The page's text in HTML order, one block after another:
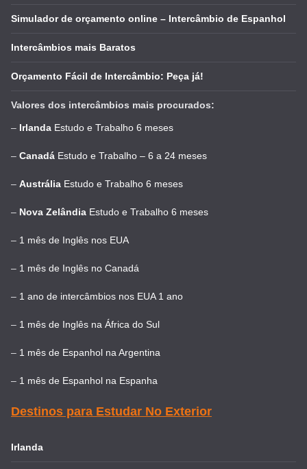
Simulador de orçamento online – Intercâmbio de Espanhol
Intercâmbios mais Baratos
Orçamento Fácil de Intercâmbio: Peça já!
Valores dos intercâmbios mais procurados:
– Irlanda Estudo e Trabalho 6 meses
– Canadá Estudo e Trabalho – 6 a 24 meses
– Austrália Estudo e Trabalho 6 meses
– Nova Zelândia Estudo e Trabalho 6 meses
– 1 mês de Inglês nos EUA
– 1 mês de Inglês no Canadá
– 1 ano de intercâmbios nos EUA 1 ano
– 1 mês de Inglês na África do Sul
– 1 mês de Espanhol na Argentina
– 1 mês de Espanhol na Espanha
Destinos para Estudar No Exterior
Irlanda